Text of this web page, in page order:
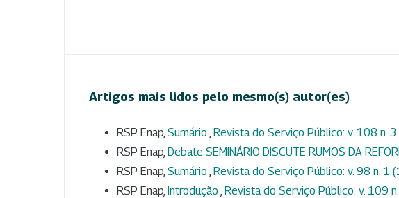
Artigos mais lidos pelo mesmo(s) autor(es)
RSP Enap, Sumário Revista do Serviço Público: v. 108 n.
RSP Enap, Debate SEMINÁRIO DISCUTE RUMOS DA
RSP Enap, Sumário Revista do Serviço Público: v. 98 n. 1
RSP Enap, Introdução Revista do Serviço Público: v. 109